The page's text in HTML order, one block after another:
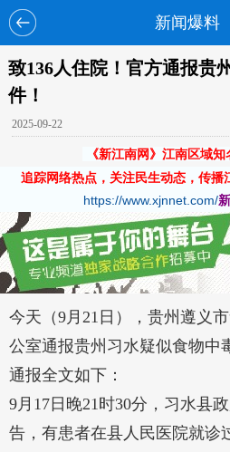
新闻爆料
致136人住院！官方通报贵
件！
2025-09-22
《新江南网》江南区域
追踪网络热点，关注民生动态，传播
https://www.xjnnet.com/
今天（9月21日），贵州遵义
公室通报贵州习水疑似食物中
通报全文如下：
9月17日晚21时30分，习水县
告，有患者在县人民医院就诊